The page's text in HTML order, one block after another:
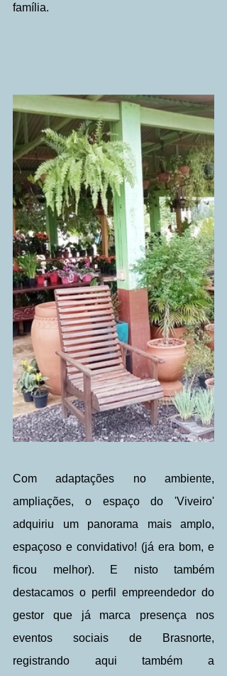
família.
Com adaptações no ambiente,
ampliações, o espaço do 'Viveiro'
adquiriu um panorama mais amplo,
espaçoso e convidativo! (já era bom, e
ficou melhor). E nisto também
destacamos o perfil empreendedor do
gestor que já marca presença nos
eventos sociais de Brasnorte,
registrando aqui também a